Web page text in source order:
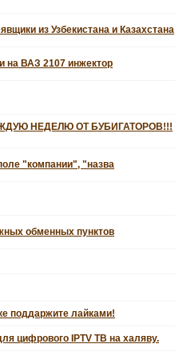
из Узбекистана и Казахстана
на ВАЗ 2107 инжектор
НЕДЕЛЮ ОТ БУБИГАТОРОВ!!!
"компании", "назва
обменных пунктов
поддаржите лайками!
цифрового IPTV ТВ на халяву.